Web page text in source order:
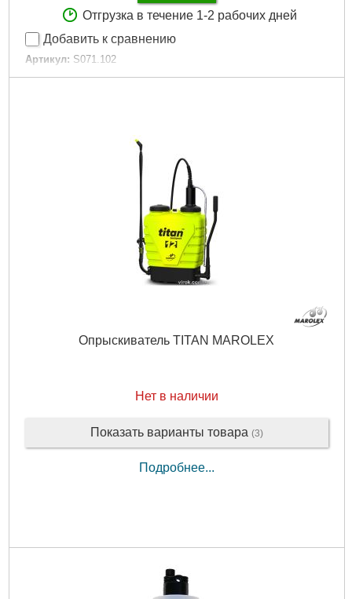
Отгрузка в течение 1-2 рабочих дней
Добавить к сравнению
Артикул: S071.102
Код товара: 25.99.54
Опрыскиватель TITAN MAROLEX
Нет в наличии
Показать варианты товара (3)
Подробнее...